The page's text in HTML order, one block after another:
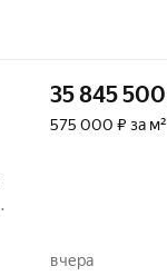
35 845 500
575 000 ₽ за м²
вчера